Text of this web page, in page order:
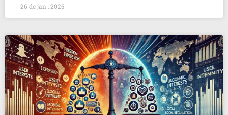
26 de jan , 2025